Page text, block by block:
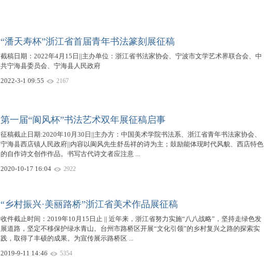
“潘天寿杯”浙江省首届青年书法篆刻展征稿
截稿日期：2022年4月15日||主办单位：浙江省书法家协会、宁波市文学艺术界联合会、中
共宁海县委员会、宁海县人民政府
2022-3-1 09:55
2167
第一届“阆风杯”书法艺术双年展征稿启事
征稿截止日期:2020年10月30日||主办方：中国美术学院书法系、浙江省青年书法家协会、
宁海县西店镇人民政府||内容以阆风先生舒岳祥的诗为主；鼓励能体现时代风貌、西店特色
的自作诗文创作作品。书写古代诗文者应注意 ...
2020-10-17 16:04
2922
“乡村振兴·美丽路桥”浙江省美术作品展征稿
收件截止时间：2019年10月15日止 || 近年来，浙江省努力实施“八八战略”，坚持走绿色发
展道路，坚定不移保护绿水青山。台州市路桥区开展“文化引领”的乡村复兴之路的探索实
践，取得了丰硕的成果。为宣传展示路桥区 ...
2019-9-11 14:46
5354